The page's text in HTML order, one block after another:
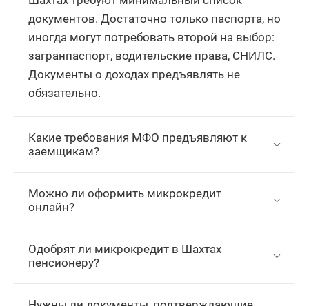
документов. Достаточно только паспорта, но
иногда могут потребовать второй на выбор:
загранпаспорт, водительские права, СНИЛС.
Документы о доходах предъявлять не
обязательно.
Какие требования МФО предъявляют к
заемщикам?
Можно ли оформить микрокредит
онлайн?
Одобрят ли микрокредит в Шахтах
пенсионеру?